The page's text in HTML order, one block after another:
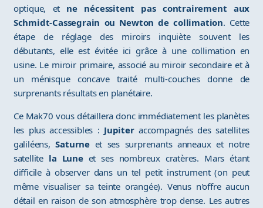
optique, et ne nécessitent pas contrairement aux
Schmidt-Cassegrain ou Newton de collimation. Cette
étape de réglage des miroirs inquiète souvent les
débutants, elle est évitée ici grâce à une collimation en
usine. Le miroir primaire, associé au miroir secondaire et à
un ménisque concave traité multi-couches donne de
surprenants résultats en planétaire.
Ce Mak70 vous détaillera donc immédiatement les planètes
les plus accessibles : Jupiteraccompagnés des satellites
galiléens,Saturneet ses surprenants anneaux et notre
satellite la Luneet ses nombreux cratères. Mars étant
difficile à observer dans un tel petit instrument (on peut
même visualiser sa teinte orangée). Venus n'offre aucun
détail en raison de son atmosphère trop dense. Les autres